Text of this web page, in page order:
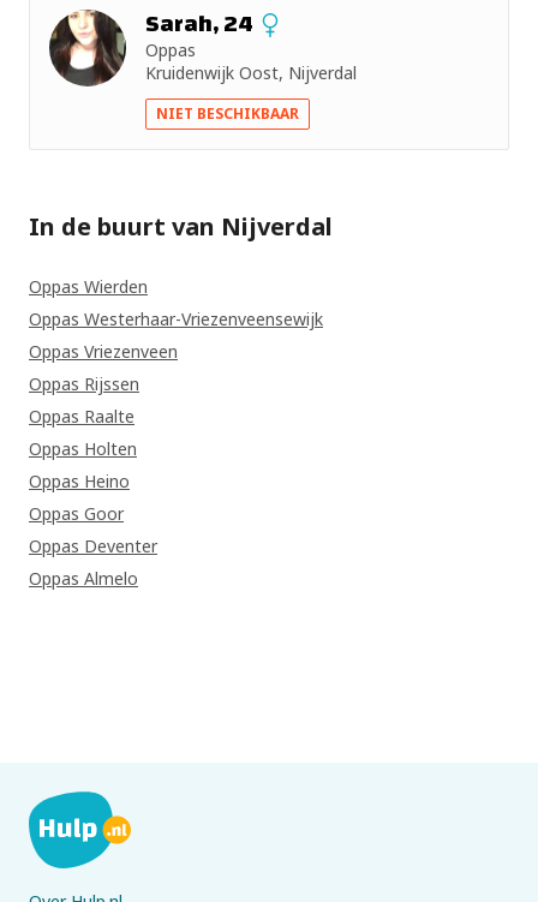
Sarah, 24
Oppas
Kruidenwijk Oost, Nijverdal
NIET BESCHIKBAAR
In de buurt van Nijverdal
Oppas Wierden
Oppas Westerhaar-Vriezenveensewijk
Oppas Vriezenveen
Oppas Rijssen
Oppas Raalte
Oppas Holten
Oppas Heino
Oppas Goor
Oppas Deventer
Oppas Almelo